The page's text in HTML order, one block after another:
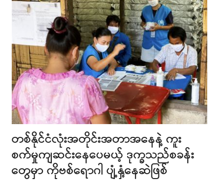
တစ်နိုင်ငံလုံးအတိုင်းအတာအနေနဲ့ ကူး
စက်မှုကျဆင်းနေပေမယ့် ဒုက္ခသည်စခန်း
တွေမှာ ကိုဗစ်ရောဂါ ပျံ့နှံ့နေဆဲဖြစ်